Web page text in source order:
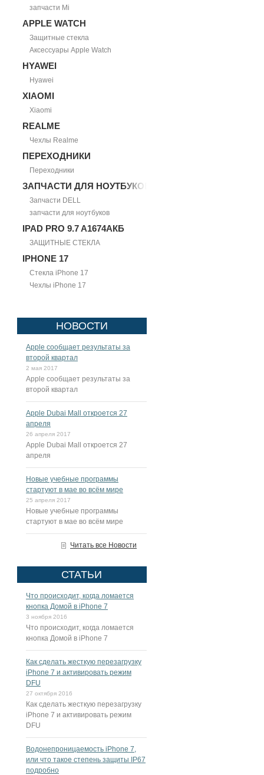
запчасти Mi
APPLE WATCH
Защитные стекла
Аксессуары Apple Watch
HYAWEI
Hyawei
XIAOMI
Xiaomi
REALME
Чехлы Realme
ПЕРЕХОДНИКИ
Переходники
ЗАПЧАСТИ ДЛЯ НОУТБУКОВ
Запчасти DELL
запчасти для ноутбуков
IPAD PRO 9.7 A1674АКБ
ЗАЩИТНЫЕ СТЕКЛА
IPHONE 17
Стекла iPhone 17
Чехлы iPhone 17
НОВОСТИ
Apple сообщает результаты за
второй квартал
2 мая 2017
Apple сообщает результаты за
второй квартал
Apple Dubai Mall откроется 27
апреля
26 апреля 2017
Apple Dubai Mall откроется 27
апреля
Новые учебные программы
стартуют в мае во всём мире
25 апреля 2017
Новые учебные программы
стартуют в мае во всём мире
Читать все Новости
СТАТЬИ
Что происходит, когда ломается
кнопка Домой в iPhone 7
3 ноября 2016
Что происходит, когда ломается
кнопка Домой в iPhone 7
Как сделать жесткую перезагрузку
iPhone 7 и активировать режим
DFU
27 октября 2016
Как сделать жесткую перезагрузку
iPhone 7 и активировать режим
DFU
Водонепроницаемость iPhone 7,
или что такое степень защиты IP67
подробно